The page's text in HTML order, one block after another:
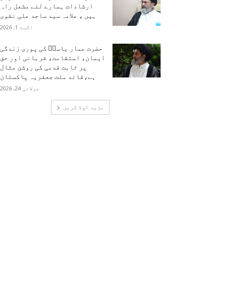
ارشادات ہمارے لئے مشعل راہ
ہیں ، علامہ سید ساجد علی نقوی
اگست 1, 2026
حضرت عمار یاسرؑ کی پوری زندگی
ایمان، استقامت، قربانی اور حق
پر ثابت قدمی کی روشن مثال
ہے،قائد ملت جعفریہ پاکستان
جولائی 24, 2026
مزید لوڈ کریں